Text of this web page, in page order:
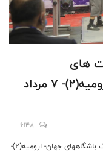
های
پاورلیفتینگ باشگاههای جهان- ارومیه(2)- 7 مرداد
6148
گزارش تصویری از دومین روز رقابت های پاورلیفتینگ باشگاههای جهان- ارومیه(2)-